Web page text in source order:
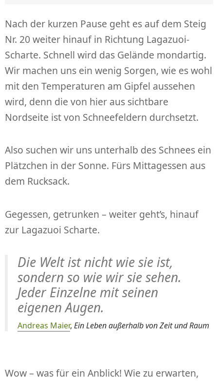
Nach der kurzen Pause geht es auf dem Steig
Nr. 20 weiter hinauf in Richtung Lagazuoi-
Scharte. Schnell wird das Gelände mondartig.
Wir machen uns ein wenig Sorgen, wie es wohl
mit den Temperaturen am Gipfel aussehen
wird, denn die von hier aus sichtbare
Nordseite ist von Schneefeldern durchsetzt.
Also suchen wir uns unterhalb des Schnees ein
Plätzchen in der Sonne. Fürs Mittagessen aus
dem Rucksack.
Gegessen, getrunken – weiter geht’s, hinauf
zur Lagazuoi Scharte.
Die Welt ist nicht wie sie ist,
sondern so wie wir sie sehen.
Jeder Einzelne mit seinen
eigenen Augen.
Andreas Maier, Ein Leben außerhalb von Zeit und Raum
Wow – was für ein Anblick! Wie zu erwarten,